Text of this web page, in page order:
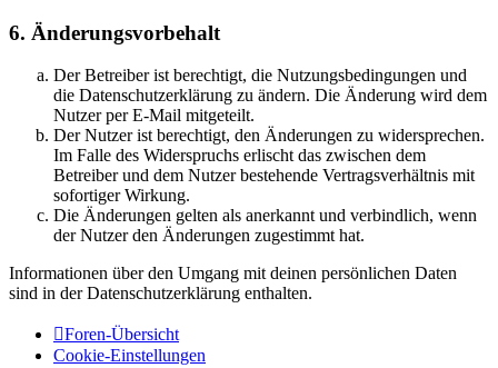
6. Änderungsvorbehalt
Der Betreiber ist berechtigt, die Nutzungsbedingungen und
die Datenschutzerklärung zu ändern. Die Änderung wird dem
Nutzer per E-Mail mitgeteilt.
Der Nutzer ist berechtigt, den Änderungen zu widersprechen.
Im Falle des Widerspruchs erlischt das zwischen dem
Betreiber und dem Nutzer bestehende Vertragsverhältnis mit
sofortiger Wirkung.
Die Änderungen gelten als anerkannt und verbindlich, wenn
der Nutzer den Änderungen zugestimmt hat.
Informationen über den Umgang mit deinen persönlichen Daten
sind in der Datenschutzerklärung enthalten.
Foren-Übersicht
Cookie-Einstellungen